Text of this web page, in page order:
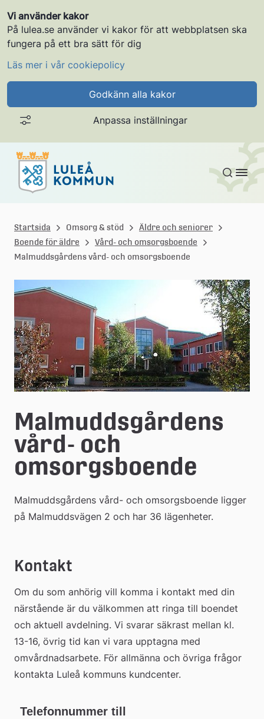
Vi använder kakor
På lulea.se använder vi kakor för att webbplatsen ska
fungera på ett bra sätt för dig
Läs mer i vår cookiepolicy
Godkänn alla kakor
Anpassa inställningar
Gå till innehållet
u
l
e
å
k
o
m
m
u
n
Startsida Omsorg & stöd
Äldre och seniorer
Boende för äldre
Vård- och omsorgsboende
Malmuddsgårdens vård- och omsorgsboende
Malmuddsgårdens
vård- och
omsorgsboende
Malmuddsgårdens vård- och omsorgsboende ligger
på Malmuddsvägen 2 och har 36 lägenheter.
Kontakt
Om du som anhörig vill komma i kontakt med din
närstående är du välkommen att ringa till boendet
och aktuell avdelning. Vi svarar säkrast mellan kl.
13-16, övrig tid kan vi vara upptagna med
omvårdnadsarbete. För allmänna och övriga frågor
kontakta Luleå kommuns kundcenter.
Telefonnummer till